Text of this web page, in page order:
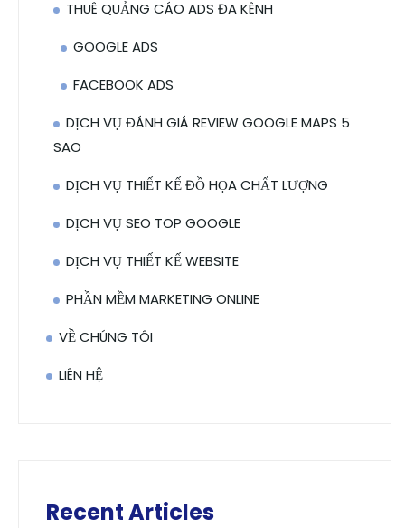
THUÊ QUẢNG CÁO ADS ĐA KÊNH
GOOGLE ADS
FACEBOOK ADS
DỊCH VỤ ĐÁNH GIÁ REVIEW GOOGLE MAPS 5
SAO
DỊCH VỤ THIẾT KẾ ĐỒ HỌA CHẤT LƯỢNG
DỊCH VỤ SEO TOP GOOGLE
DỊCH VỤ THIẾT KẾ WEBSITE
PHẦN MỀM MARKETING ONLINE
VỀ CHÚNG TÔI
LIÊN HỆ
Recent Articles